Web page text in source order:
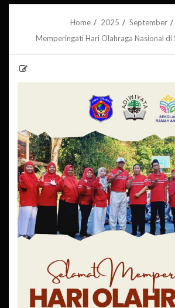
Home 2025 September
Memperingati Hari Olahraga Nasional di